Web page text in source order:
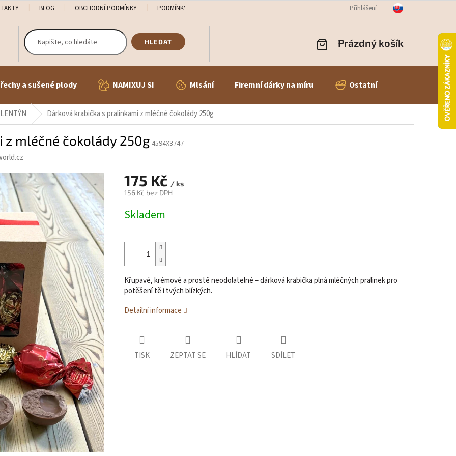
BLOG OBCHODNÍ PODMÍNKY PODMÍNKY OCHRANY OSOBNÍCH ÚDAJŮ ODSTOUPENÍ OD SMLOUVY REKLAMACE ZBOŽÍ
Přihlášení
HLEDAT
NÁKUPNÍ
Prázdný košík
a sušené plody NAMIXUJ SI Mlsání Firemní dárky na míru Ostatní
Dárková krabička s pralinkami z mléčné čokolády 250g
z mléčné čokolády 250g 4594X3747
175 Kč / ks
156 Kč bez DPH
cena:
Skladem
Křupavé, krémové a prostě neodolatelné – dárková krabička plná mléčných pralinek pro
potěšení tě i tvých blízkých.
Detailní informace
TISK ZEPTAT SE HLÍDAT SDÍLET